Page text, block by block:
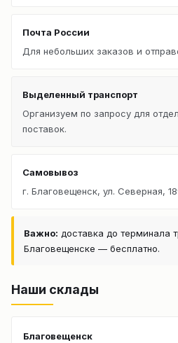
Почта России
Для небольших заказов и
Выделенный транспорт
Организуем по запросу для
поставок.
Самовывоз
г. Благовещенск, ул. Северная,
Важно: доставка до терминала
Благовещенске — бесплатно.
Наши склады
Благовещенск